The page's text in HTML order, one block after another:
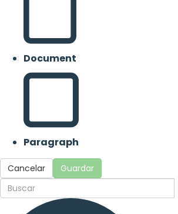
Document
Paragraph
Cancelar Guardar